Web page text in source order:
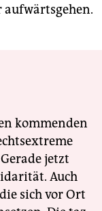
aufwärtsgehen.
kommenden
jetzt
Auch
sich vor Ort